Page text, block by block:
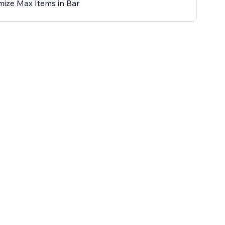
Max Items in Bar